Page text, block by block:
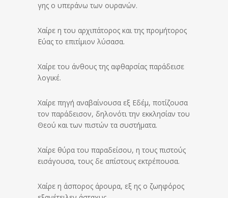
γης ο υπεράνω των ουρανών.
Χαίρε η του αρχιπάτορος και της προμήτορος
Εύας το επιτίμιον λύσασα.
Χαίρε του άνθους της αφθαρσίας παράδεισε
λογικέ.
Χαίρε πηγή αναβαίνουσα εξ Εδέμ, ποτίζουσα
τον παράδεισον, δηλονότι την εκκλησίαν του
Θεού και των πιστών τα συστήματα.
Χαίρε θύρα του παραδείσου, η τους πιστούς
εισάγουσα, τους δε απίστους εκτρέπουσα.
Χαίρε η άσπορος άρουρα, εξ ης ο ζωηφόρος